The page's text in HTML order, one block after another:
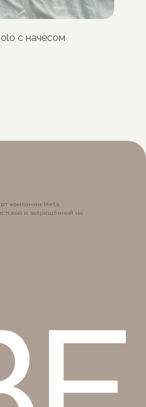
с начёсом
компании Meta,
и запрещённой на